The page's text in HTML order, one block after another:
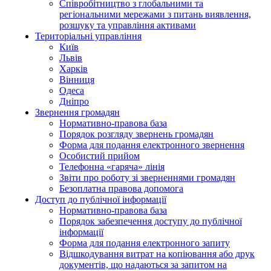
Співробітництво з глобальними та
регіональними мережами з питань виявлення,
розшуку та управління активами
Територіальні управління
Київ
Львів
Харків
Вінниця
Одеса
Дніпро
Звернення громадян
Нормативно-правова база
Порядок розгляду звернень громадян
Форма для подання електронного звернення
Особистий прийом
Телефонна «гаряча» лінія
Звіти про роботу зі зверненнями громадян
Безоплатна правова допомога
Доступ до публічної інформації
Нормативно-правова база
Порядок забезпечення доступу до публічної
інформації
Форма для подання електронного запиту
Відшкодування витрат на копіювання або друк
документів, що надаються за запитом на